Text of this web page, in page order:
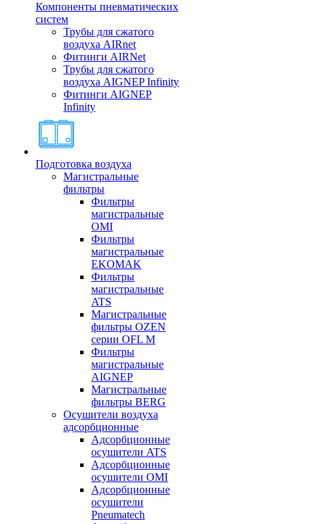
Компоненты пневматических
систем
Трубы для сжатого
воздуха AIRnet
Фитинги AIRNet
Трубы для сжатого
воздуха AIGNEP Infinity
Фитинги AIGNEP
Infinity
Подготовка воздуха
Магистральные
фильтры
Фильтры
магистральные
OMI
Фильтры
магистральные
EKOMAK
Фильтры
магистральные
ATS
Магистральные
фильтры OZEN
серии OFL M
Фильтры
магистральные
AIGNEP
Магистральные
фильтры BERG
Осушители воздуха
адсорбционные
Адсорбционные
осушители ATS
Адсорбционные
осушители OMI
Адсорбционные
осушители
Pneumatech